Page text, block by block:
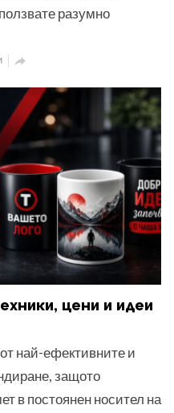
разумно

цени и идеи
най-ефективните и
защото
в постоянен носител на